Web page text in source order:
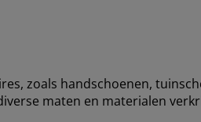
zoals handschoenen,
maten en materialen